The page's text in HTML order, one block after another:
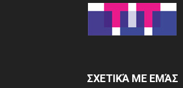
ΣΧΕΤΙΚΆ ΜΕ ΕΜΆΣ